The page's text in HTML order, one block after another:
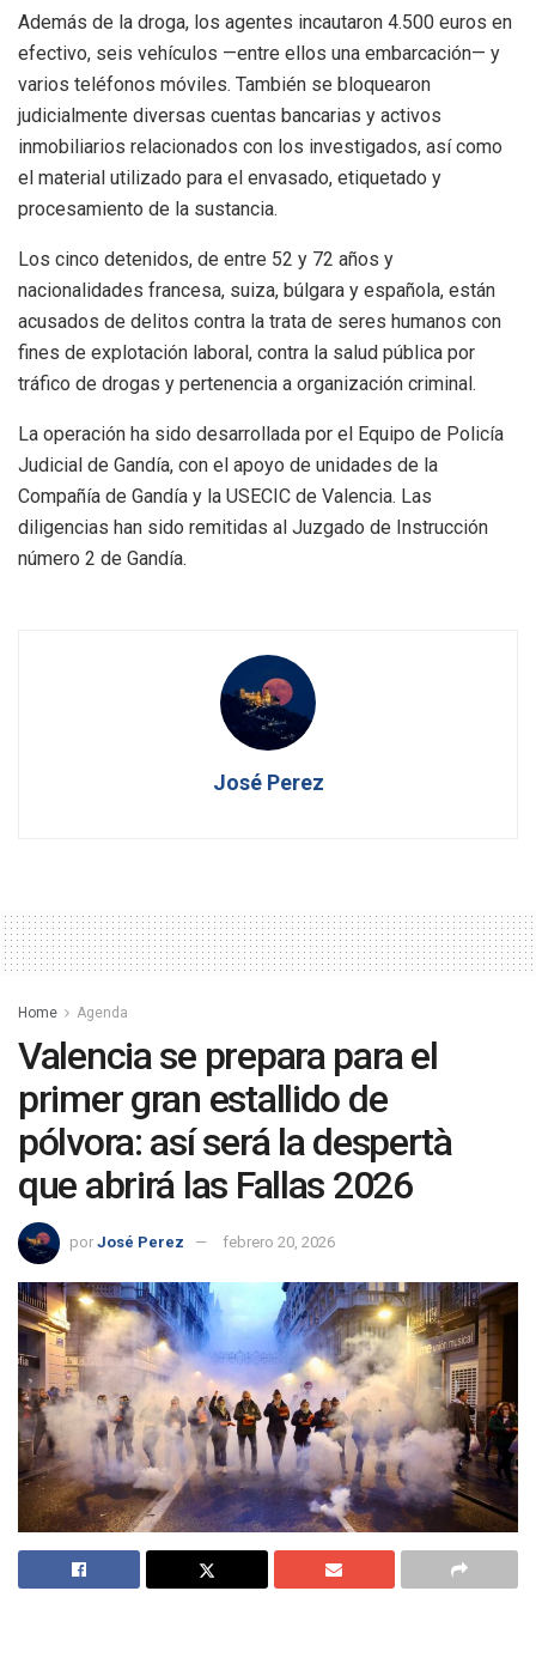
Además de la droga, los agentes incautaron 4.500 euros en
efectivo, seis vehículos —entre ellos una embarcación— y
varios teléfonos móviles. También se bloquearon
judicialmente diversas cuentas bancarias y activos
inmobiliarios relacionados con los investigados, así como
el material utilizado para el envasado, etiquetado y
procesamiento de la sustancia.
Los cinco detenidos, de entre 52 y 72 años y
nacionalidades francesa, suiza, búlgara y española, están
acusados de delitos contra la trata de seres humanos con
fines de explotación laboral, contra la salud pública por
tráfico de drogas y pertenencia a organización criminal.
La operación ha sido desarrollada por el Equipo de Policía
Judicial de Gandía, con el apoyo de unidades de la
Compañía de Gandía y la USECIC de Valencia. Las
diligencias han sido remitidas al Juzgado de Instrucción
número 2 de Gandía.
José Perez
Home Agenda
Valencia se prepara para el
primer gran estallido de
pólvora: así será la despertà
que abrirá las Fallas 2026
por José Perez febrero 20, 2026